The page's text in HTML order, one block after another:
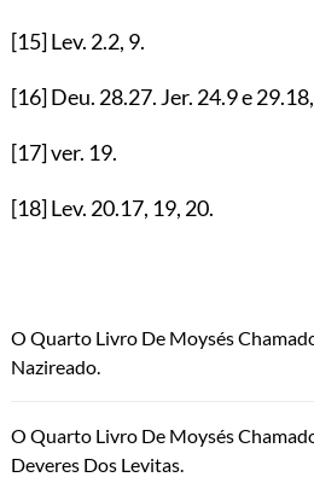
[15]Lev. 2.2, 9.
[16]Deu. 28.27. Jer. 24.9e29.18,
[17]ver. 19.
[18]Lev. 20.17, 19, 20.
O Quarto Livro De Moysés
Nazireado.
O Quarto Livro De Moysés
Deveres Dos Levitas.